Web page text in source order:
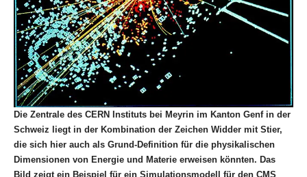
Die Zentrale des CERN Instituts bei Meyrin im Kanton Genf in der
Schweiz liegt in der Kombination der Zeichen Widder mit Stier,
die sich hier auch als Grund-Definition für die physikalischen
Dimensionen von Energie und Materie erweisen könnten. Das
Bild zeigt ein Beispiel für ein Simulationsmodell für den CMS